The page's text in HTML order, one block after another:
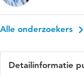
Alle onderzoekers
Detailinformatie